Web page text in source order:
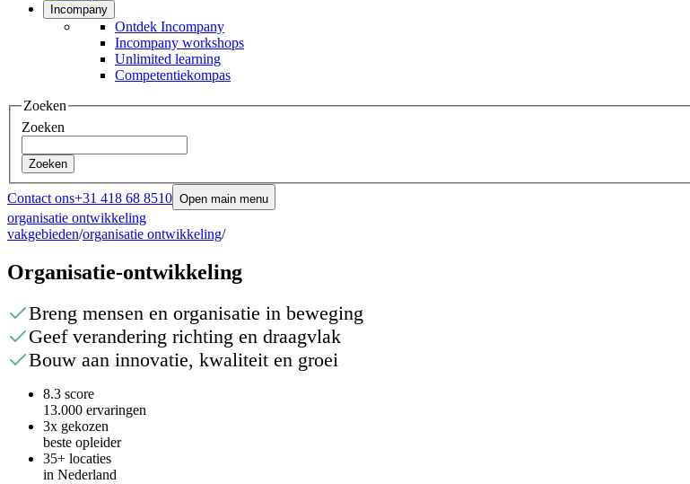
Incompany
Ontdek Incompany
Incompany workshops
Unlimited learning
Competentiekompas
Zoeken
Zoeken
Zoeken
Contact ons+31 418 68 8510 Open main menu
organisatie ontwikkeling
vakgebieden/organisatie ontwikkeling/
Organisatie-ontwikkeling
Breng mensen en organisatie in beweging
Geef verandering richting en draagvlak
Bouw aan innovatie, kwaliteit en groei
8.3 score
13.000 ervaringen
3x gekozen
beste opleider
35+ locaties
in Nederland